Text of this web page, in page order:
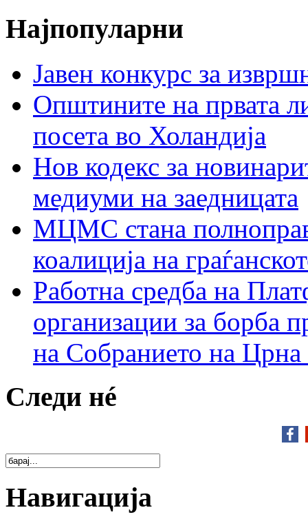
Најпопуларни
Јавен конкурс за
Општините на првата
посета во Холандија
Нов кодекс за
медиуми на заедницата
МЦМС стана
коалиција на
Работна средба на
организации за борба
на Собранието на Црна
Следи нé
Навигација